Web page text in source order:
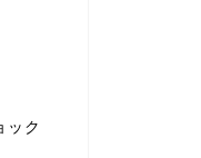
ック